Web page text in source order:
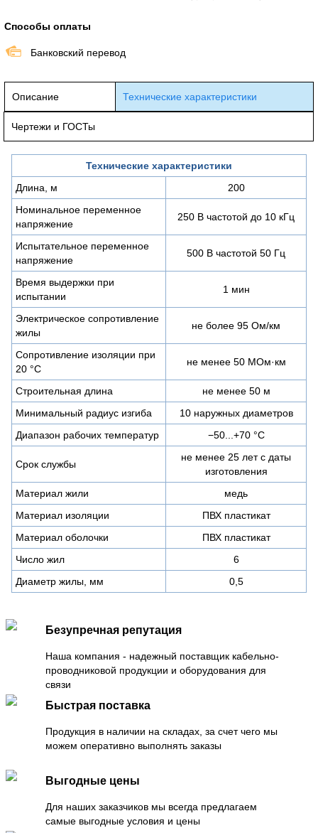
Способы оплаты
Банковский перевод
Описание Технические характеристики
Чертежи и ГОСТы
Технические характеристики
Длина, м
200
Номинальное переменное
напряжение
250 В частотой до 10 кГц
Испытательное переменное
напряжение
500 В частотой 50 Гц
Время выдержки при
испытании
1 мин
Электрическое сопротивление
жилы
не более 95 Ом/км
Сопротивление изоляции при
20 °С
не менее 50 МОм·км
Строительная длина
не менее 50 м
Минимальный радиус изгиба
10 наружных диаметров
Диапазон рабочих температур
−50...+70 °C
Срок службы
не менее 25 лет с даты
изготовления
Материал жили
медь
Материал изоляции
ПВХ пластикат
Материал оболочки
ПВХ пластикат
Число жил
6
Диаметр жилы, мм
0,5
Безупречная репутация
Наша компания - надежный поставщик кабельно-
проводниковой продукции и оборудования для
связи
Быстрая поставка
Продукция в наличии на складах, за счет чего мы
можем оперативно выполнять заказы
Выгодные цены
Для наших заказчиков мы всегда предлагаем
самые выгодные условия и цены